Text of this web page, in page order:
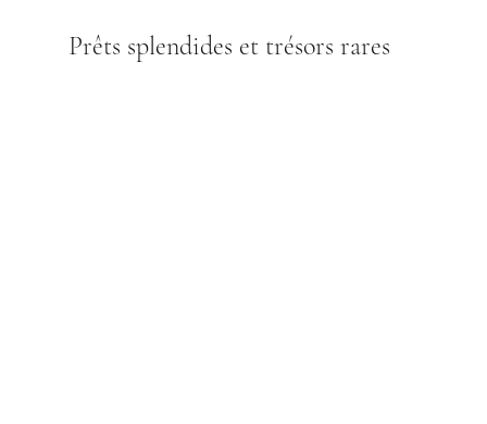
Prêts splendides et trésors rares